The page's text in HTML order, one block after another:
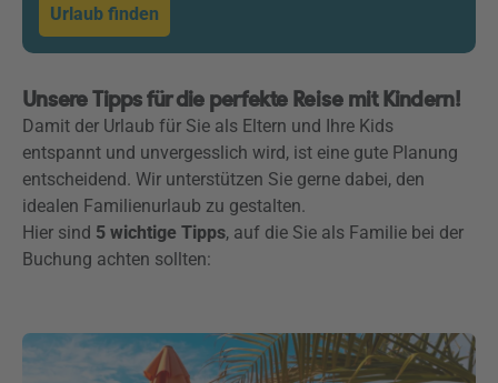
Urlaub finden
Unsere Tipps für die perfekte Reise mit Kindern!
Damit der Urlaub für Sie als Eltern und Ihre Kids
entspannt und unvergesslich wird, ist eine gute Planung
entscheidend. Wir unterstützen Sie gerne dabei, den
idealen Familienurlaub zu gestalten.
Hier sind 5 wichtige Tipps, auf die Sie als Familie bei der
Buchung achten sollten: